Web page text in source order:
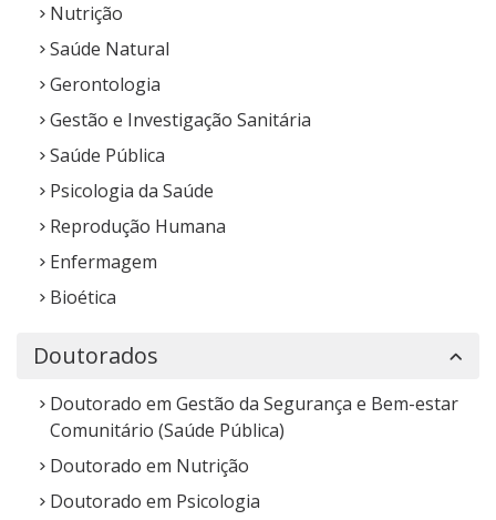
Nutrição
Saúde Natural
Gerontologia
Gestão e Investigação Sanitária
Saúde Pública
Psicologia da Saúde
Reprodução Humana
Enfermagem
Bioética
Doutorados
Doutorado em Gestão da Segurança e Bem-estar
Comunitário (Saúde Pública)
Doutorado em Nutrição
Doutorado em Psicologia